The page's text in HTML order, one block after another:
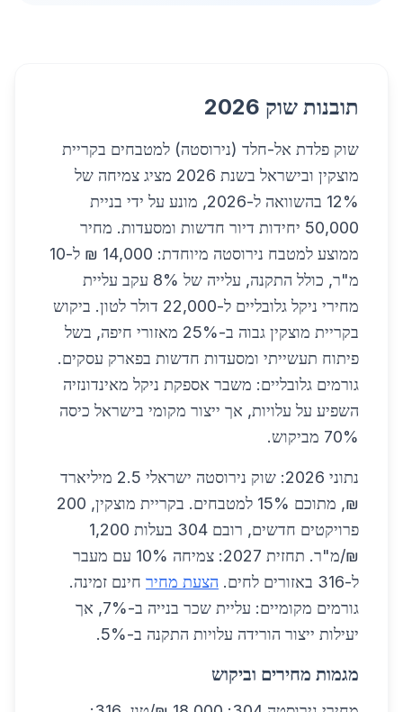
תובנות שוק 2026
שוק פלדת אל-חלד (נירוסטה) למטבחים בקריית
מוצקין ובישראל בשנת 2026 מציג צמיחה של
12% בהשוואה ל-2026, מונע על ידי בניית
50,000 יחידות דיור חדשות ומסעדות. מחיר
ממוצע למטבח נירוסטה מיוחדת: 14,000 ₪ ל-10
מ"ר, כולל התקנה, עלייה של 8% עקב עליית
מחירי ניקל גלובליים ל-22,000 דולר לטון. ביקוש
בקריית מוצקין גבוה ב-25% מאזורי חיפה, בשל
פיתוח תעשייתי ומסעדות חדשות בפארק עסקים.
גורמים גלובליים: משבר אספקת ניקל מאינדונזיה
השפיע על עלויות, אך ייצור מקומי בישראל כיסה
70% מביקוש.
נתוני 2026: שוק נירוסטה ישראלי 2.5 מיליארד
₪, מתוכם 15% למטבחים. בקריית מוצקין, 200
פרויקטים חדשים, רובם 304 בעלות 1,200
₪/מ"ר. תחזית 2027: צמיחה 10% עם מעבר
ל-316 באזורים לחים.
הצעת מחיר חינם זמינה.
גורמים מקומיים: עליית שכר בנייה ב-7%, אך
יעילות ייצור הורידה עלויות התקנה ב-5%.
מגמות מחירים וביקוש